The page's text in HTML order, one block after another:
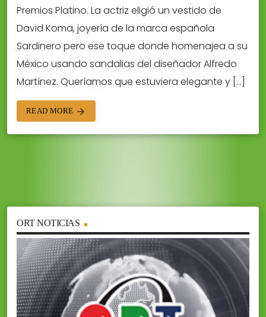
Premios Platino. La actriz eligió un vestido de
David Koma, joyería de la marca española
Sardinero pero ese toque donde homenajea a su
México usando sandalias del diseñador Alfredo
Martínez. Queríamos que estuviera elegante y […]
READ MORE arrow_forward
ORT NOTICIAS